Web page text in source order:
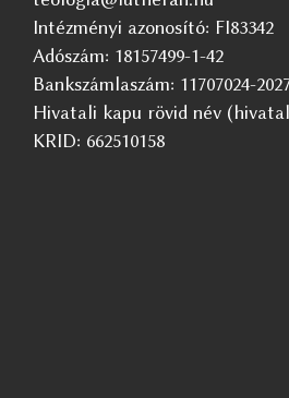
Intézményi azonosító: FI83342
Adószám: 18157499-1-42
Bankszámlaszám: 11707024-
Hivatali kapu rövid név
KRID: 662510158